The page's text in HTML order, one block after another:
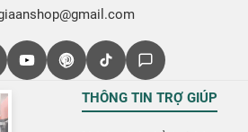
THÔNG TIN TRỢ GIÚP